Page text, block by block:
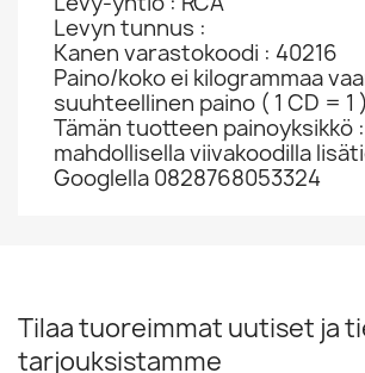
Levyn tunnus :
Kanen varastokoodi : 40216
Paino/koko ei kilogrammaa
suuhteellinen paino ( 1 CD = 1 )
Tämän tuotteen painoyksikkö :
mahdollisella viivakoodilla
Googlella 0828768053324
Tilaa tuoreimmat uutiset ja
tarjouksistamme